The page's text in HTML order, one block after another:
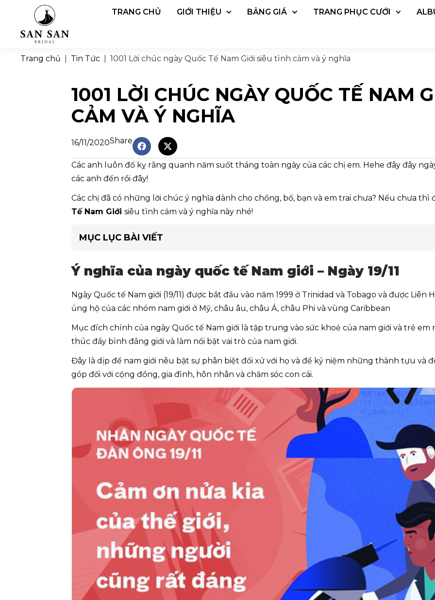
TRANG CHỦ GIỚI THIỆU BẢNG GIÁ TRANG PHỤC CƯỚI
Trang chủ Tin Tức 1001 Lời chúc ngày Quốc Tế Nam Giới siêu tình cảm và ý nghĩa
1001 LỜI CHÚC NGÀY QUỐC TẾ NAM
CẢM VÀ Ý NGHĨA
16/11/2020Share
Các anh luôn đố kỵ rằng quanh năm suốt tháng toàn ngày của các chị em. Hehe đây đây ngày
các anh đến rồi đây!
Các chị đã có những lời chúc ý nghĩa dành cho chồng, bố, bạn và em trai chưa? Nếu chưa
Tế Nam Giới siêu tình cảm và ý nghĩa này nhé!
MỤC LỤC BÀI VIẾT
Ý nghĩa của ngày quốc tế Nam giới – Ngày 19/11
Ngày Quốc tế Nam giới (19/11) được bắt đầu vào năm 1999 ở Trinidad và Tobago và được
ủng hộ của các nhóm nam giới ở Mỹ, châu âu, châu Á, châu Phi và vùng Caribbean
Mục đích chính của ngày Quốc tế Nam giới là tập trung vào sức khoẻ của nam giới và trẻ em
thúc đẩy bình đẳng giới và làm nổi bật vai trò của nam giới.
Đây là dịp để nam giới nêu bật sự phân biệt đối xử với họ và để kỷ niệm những thành tựu và
góp đối với cộng đồng, gia đình, hôn nhân và chăm sóc con cái.